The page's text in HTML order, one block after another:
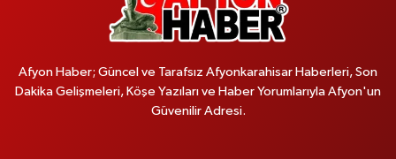
Afyon Haber; Güncel ve Tarafsız Afyonkarahisar Haberleri, Son
Dakika Gelişmeleri, Köşe Yazıları ve Haber Yorumlarıyla Afyon'un
Güvenilir Adresi.